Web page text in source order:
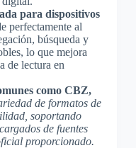
para dispositivos
perfectamente al
búsqueda y
lo que mejora
de lectura en
como CBZ,
de formatos de
soportando
de fuentes
proporcionado.